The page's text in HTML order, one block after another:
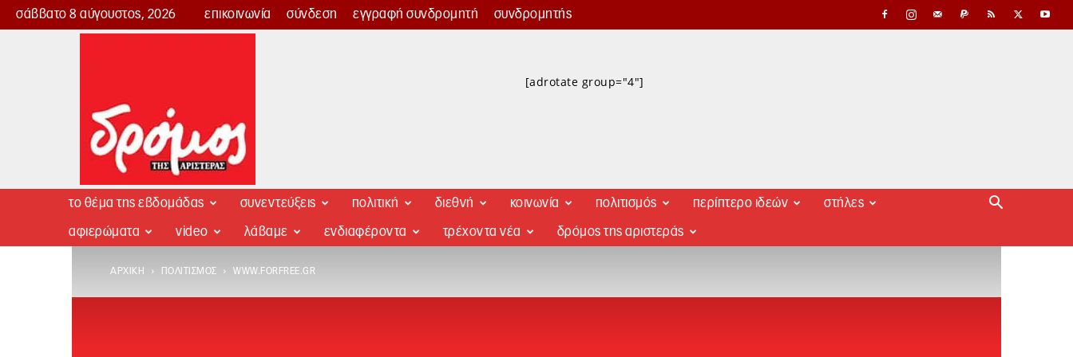
σάββατο 8 αύγουστος, 2026 επικοινωνία σύνδεση εγγραφή συνδρομητή συνδρομητής
Δρόμος
[adrotate group="4"]
το θέμα της εβδομάδας συνεντεύξεις πολιτική διεθνή κοινωνία πολιτισμός περίπτερο ιδεών στήλες
αφιερώματα video λάβαμε ενδιαφέροντα τρέχοντα νέα δρόμος της αριστεράς
ΑΡΧΙΚΉ ΠΟΛΙΤΙΣΜΌΣ WWW.FORFREE.GR